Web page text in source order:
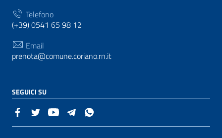
Telefono
(+39) 0541 65 98 12
Email
prenota@comune.coriano.rn.it
SEGUICI SU